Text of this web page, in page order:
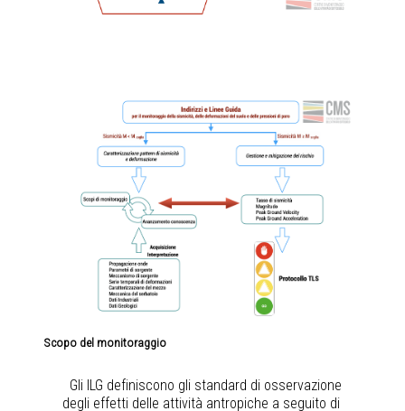
Scopo del monitoraggio
Gli ILG definiscono gli standard di osservazione
degli effetti delle attività antropiche a seguito di